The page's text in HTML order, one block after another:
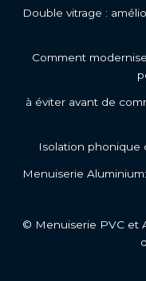
Double vitrage :
Comment
à éviter avant de
Isolation phonique
Menuiserie
© Menuiserie PVC et